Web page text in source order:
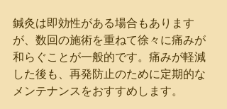
鍼灸は即効性がある場合もあります
が、数回の施術を重ねて徐々に痛みが
和らぐことが一般的です。痛みが軽減
した後も、再発防止のために定期的な
メンテナンスをおすすめします。